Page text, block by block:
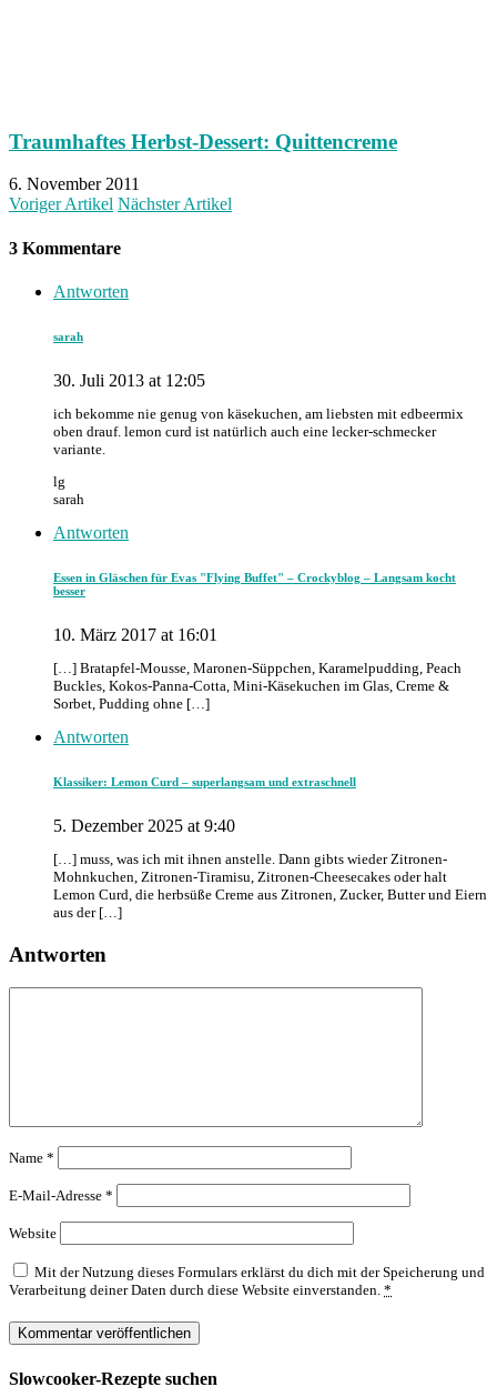
Traumhaftes Herbst-Dessert: Quittencreme
6. November 2011
Voriger Artikel Nächster Artikel
3 Kommentare
Antworten
sarah
30. Juli 2013 at 12:05
ich bekomme nie genug von käsekuchen, am liebsten mit edbeermix
oben drauf. lemon curd ist natürlich auch eine lecker-schmecker
variante.
lg
sarah
Antworten
Essen in Gläschen für Evas "Flying Buffet" – Crockyblog – Langsam kocht
besser
10. März 2017 at 16:01
[…] Bratapfel-Mousse, Maronen-Süppchen, Karamelpudding, Peach
Buckles, Kokos-Panna-Cotta, Mini-Käsekuchen im Glas, Creme &
Sorbet, Pudding ohne […]
Antworten
Klassiker: Lemon Curd – superlangsam und extraschnell
5. Dezember 2025 at 9:40
[…] muss, was ich mit ihnen anstelle. Dann gibts wieder Zitronen-
Mohnkuchen, Zitronen-Tiramisu, Zitronen-Cheesecakes oder halt
Lemon Curd, die herbsüße Creme aus Zitronen, Zucker, Butter und Eiern
aus der […]
Antworten
Name *
E-Mail-Adresse *
Website
Mit der Nutzung dieses Formulars erklärst du dich mit der Speicherung und
Verarbeitung deiner Daten durch diese Website einverstanden. *
Slowcooker-Rezepte suchen